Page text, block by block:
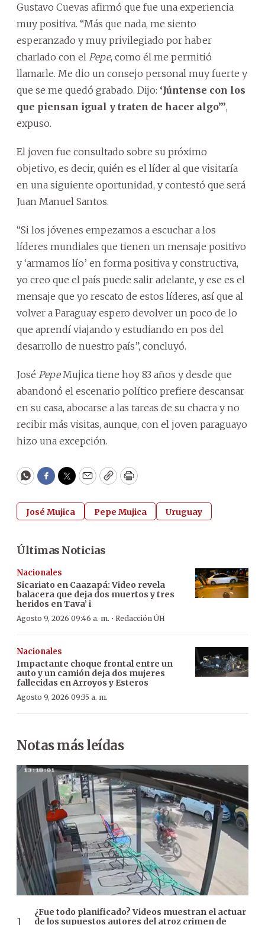
Gustavo Cuevas afirmó que fue una experiencia
muy positiva. “Más que nada, me siento
esperanzado y muy privilegiado por haber
charlado con el Pepe, como él me permitió
llamarle. Me dio un consejo personal muy fuerte y
que se me quedó grabado. Dijo: ‘Júntense con los
que piensan igual y traten de hacer algo’”,
expuso.
El joven fue consultado sobre su próximo
objetivo, es decir, quién es el líder al que visitaría
en una siguiente oportunidad, y contestó que será
Juan Manuel Santos.
“Si los jóvenes empezamos a escuchar a los
líderes mundiales que tienen un mensaje positivo
y ‘armamos lío’ en forma positiva y constructiva,
yo creo que el país puede salir adelante, y ese es el
mensaje que yo rescato de estos líderes, así que al
volver a Paraguay espero devolver un poco de lo
que aprendí viajando y estudiando en pos del
desarrollo de nuestro país”, concluyó.
José PepeMujica tiene hoy 83 años y desde que
abandonó el escenario político prefiere descansar
en su casa, abocarse a las tareas de su chacra y no
recibir más visitas, aunque, con el joven paraguayo
hizo una excepción.
WhatsApp
Facebook
Twitter
EmailCopyPrint
José Mujica Pepe Mujica Uruguay
Últimas Noticias
Nacionales
Sicariato en Caazapá: Video revela
balacera que deja dos muertos y tres
heridos en Tava’ i
Agosto 9, 2026 09:46 a. m. · Redacción ÚH
Nacionales
Impactante choque frontal entre un
auto y un camión deja dos mujeres
fallecidas en Arroyos y Esteros
Agosto 9, 2026 09:35 a. m.
Notas más leídas
¿Fue todo planificado? Videos muestran el actuar
de los supuestos autores del atroz crimen de